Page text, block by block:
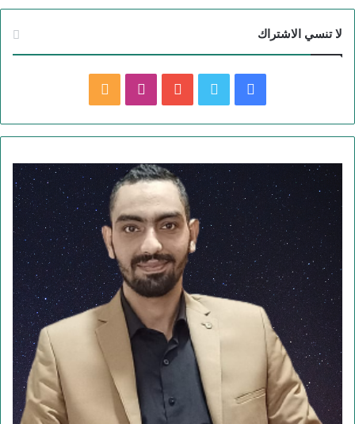
لا تنسي الاشتراك
ي
و
ك
و
ت
ر
و
ي
و
ب
ن
ت
ق
ر
ا
م
ل
ص
ا
ل
م
و
ق